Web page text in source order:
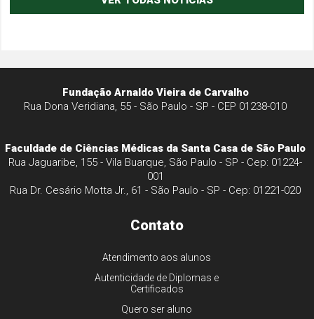
Fundação Arnaldo Vieira de Carvalho
Rua Dona Veridiana, 55 - São Paulo - SP - CEP 01238-010
Faculdade de Ciências Médicas da Santa Casa de São Paulo
Rua Jaguaribe, 155 - Vila Buarque, São Paulo - SP - Cep: 01224-
001
Rua Dr. Cesário Motta Jr., 61 - São Paulo - SP - Cep: 01221-020
Contato
Atendimento aos alunos
Autenticidade de Diplomas e
Certificados
Quero ser aluno